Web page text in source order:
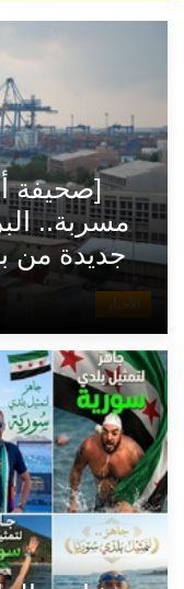
الأخبار
[صحيفة
مسربة..
جديدة من